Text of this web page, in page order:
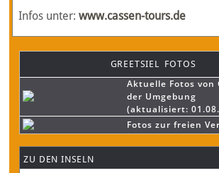
Infos unter:www.cassen-tours.de
GREETSIEL FOTOS
Aktuelle Fotos von
der Umgebung
(aktualisiert:
Fotos zur freien
ZU DEN INSELN